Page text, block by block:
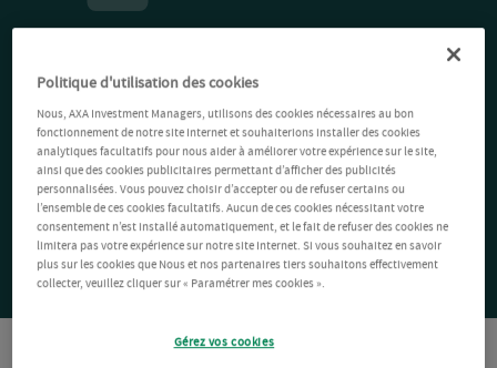
Politique d'utilisation des cookies
Nous, AXA Investment Managers, utilisons des cookies nécessaires au bon
fonctionnement de notre site Internet et souhaiterions installer des cookies
analytiques facultatifs pour nous aider à améliorer votre expérience sur le site,
ainsi que des cookies publicitaires permettant d’afficher des publicités
personnalisées. Vous pouvez choisir d’accepter ou de refuser certains ou
l’ensemble de ces cookies facultatifs. Aucun de ces cookies nécessitant votre
consentement n’est installé automatiquement, et le fait de refuser des cookies ne
limitera pas votre expérience sur notre site Internet. Si vous souhaitez en savoir
plus sur les cookies que Nous et nos partenaires tiers souhaitons effectivement
collecter, veuillez cliquer sur « Paramétrer mes cookies ».
Gérez vos cookies